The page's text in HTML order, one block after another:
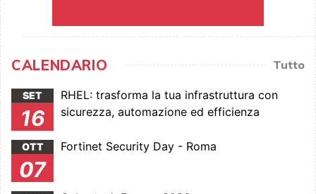
CALENDARIO Tutto
SET
16
RHEL: trasforma la tua infrastruttura con
sicurezza, automazione ed efficienza
OTT
07
Fortinet Security Day - Roma